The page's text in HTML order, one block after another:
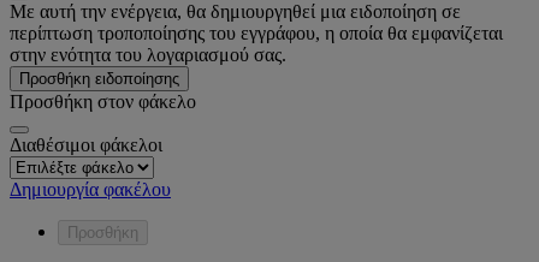
Με αυτή την ενέργεια, θα δημιουργηθεί μια ειδοποίηση σε
περίπτωση τροποποίησης του εγγράφου, η οποία θα εμφανίζεται
στην ενότητα του λογαριασμού σας.
Προσθήκη ειδοποίησης
Προσθήκη στον φάκελο
Διαθέσιμοι φάκελοι
Δημιουργία φακέλου
Προσθήκη